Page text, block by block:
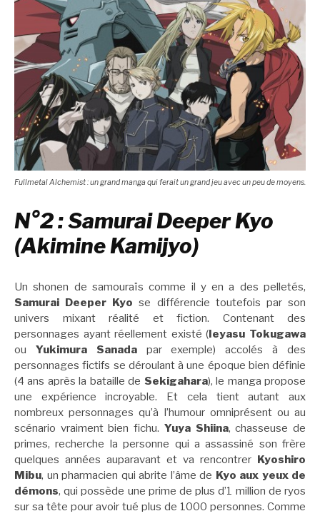
Fullmetal Alchemist : un grand manga qui ferait un grand jeu avec un peu de moyens.
N°2 : Samurai Deeper Kyo
(Akimine Kamijyo)
Un shonen de samouraïs comme il y en a des pelletés,
Samurai Deeper Kyo se différencie toutefois par son
univers mixant réalité et fiction. Contenant des
personnages ayant réellement existé ( Ieyasu Tokugawa
ou Yukimura Sanada par exemple) accolés à des
personnages fictifs se déroulant à une époque bien définie
(4 ans après la bataille de Sekigahara), le manga propose
une expérience incroyable. Et cela tient autant aux
nombreux personnages qu’à l’humour omniprésent ou au
scénario vraiment bien fichu. Yuya Shiina, chasseuse de
primes, recherche la personne qui a assassiné son frère
quelques années auparavant et va rencontrer
Kyoshiro
Mibu, un pharmacien qui abrite l’âme de Kyo aux yeux de
démons, qui possède une prime de plus d’1 million de ryos
sur sa tête pour avoir tué plus de 1000 personnes. Comme